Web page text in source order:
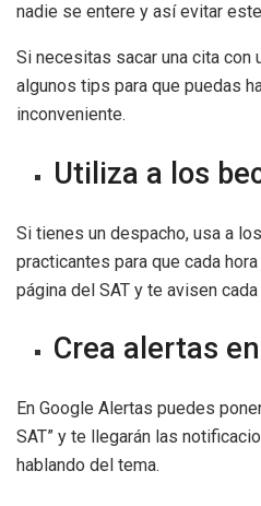
nadie se entere y así evitar
Si necesitas sacar una cita con
algunos tips para que puedas
inconveniente.
Utiliza a los
Si tienes un despacho, usa a
practicantes para que cada
página del SAT y te avisen
Crea alertas
En Google Alertas puedes
SAT” y te llegarán las
hablando del tema.